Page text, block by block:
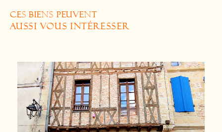
CES BIENS PEUVENT
AUSSI VOUS INTÉRESSER